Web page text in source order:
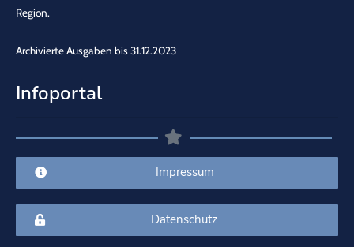
Region.
Archivierte Ausgaben bis 31.12.2023
Infoportal
Impressum
Datenschutz